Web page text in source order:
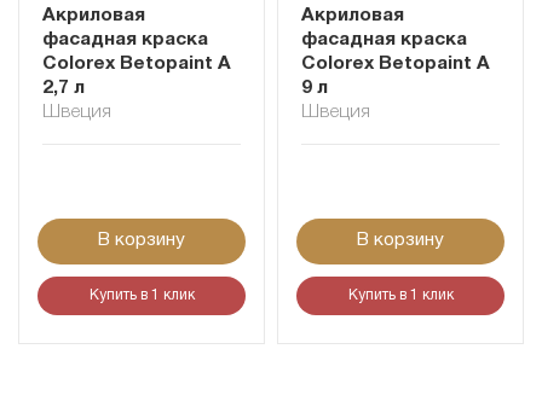
Акриловая
фасадная краска
Colorex Betopaint A
2,7 л
Швеция
В корзину
Купить в 1 клик
Акриловая
фасадная краска
Colorex Betopaint A
9 л
Швеция
В корзину
Купить в 1 клик